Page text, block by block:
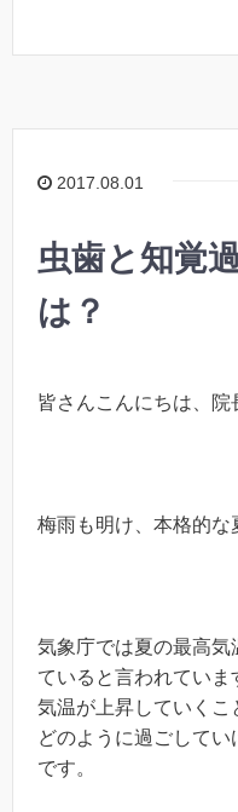
2017.08.01
虫歯と知覚
は？
皆さんこんにちは、院
梅雨も明け、本格的な
気象庁では夏の最高
ていると言われてい
気温が上昇していくこ
どのように過ごして
です。